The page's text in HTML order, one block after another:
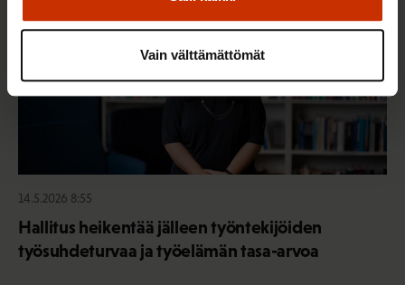
Vain välttämättömät
14.5.2026 8:55
Hallitus heikentää jälleen työntekijöiden
työsuhdeturvaa ja työelämän tasa-arvoa